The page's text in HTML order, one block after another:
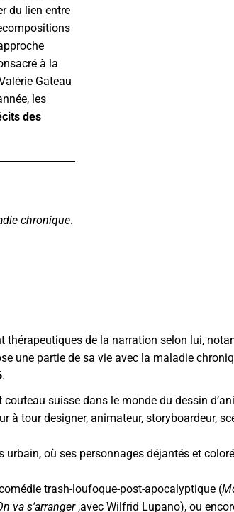
du lien entre
à la
Gateau
les
des
chronique.
thérapeutiques de la narration selon lui,
une partie de sa vie avec la maladie
.
suisse dans le monde du dessin
à tour designer, animateur, storyboardeur,
où ses personnages déjantés et
trash-loufoque-post-apocalyptique (
va s’arranger,avec Wilfrid Lupano), ou